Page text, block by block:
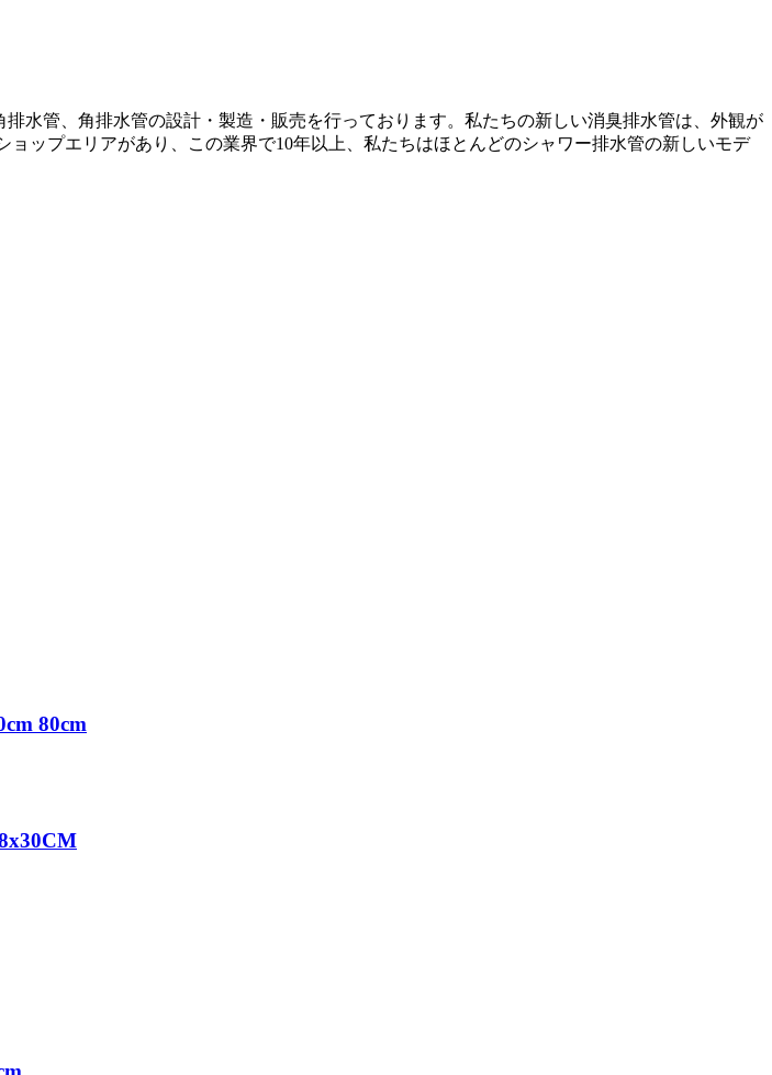
水管、角排水管の設計・製造・販売を行っております。私たちの新しい消臭排水管は、外観が
ップエリアがあり、この業界で10年以上、私たちはほとんどのシャワー排水管の新しいモデ
80cm